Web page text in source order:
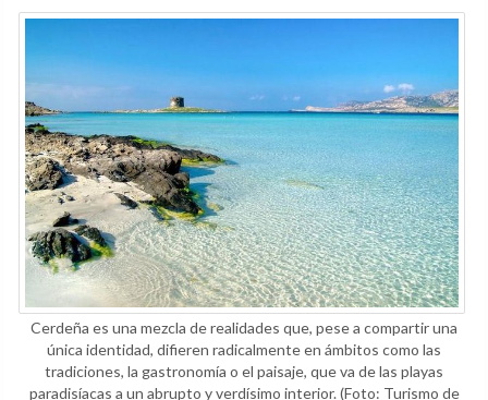
Actualizado: 15/01/2022 17:29h
Cerdeña es una mezcla de realidades que, pese a compartir una
única identidad, difieren radicalmente en ámbitos como las